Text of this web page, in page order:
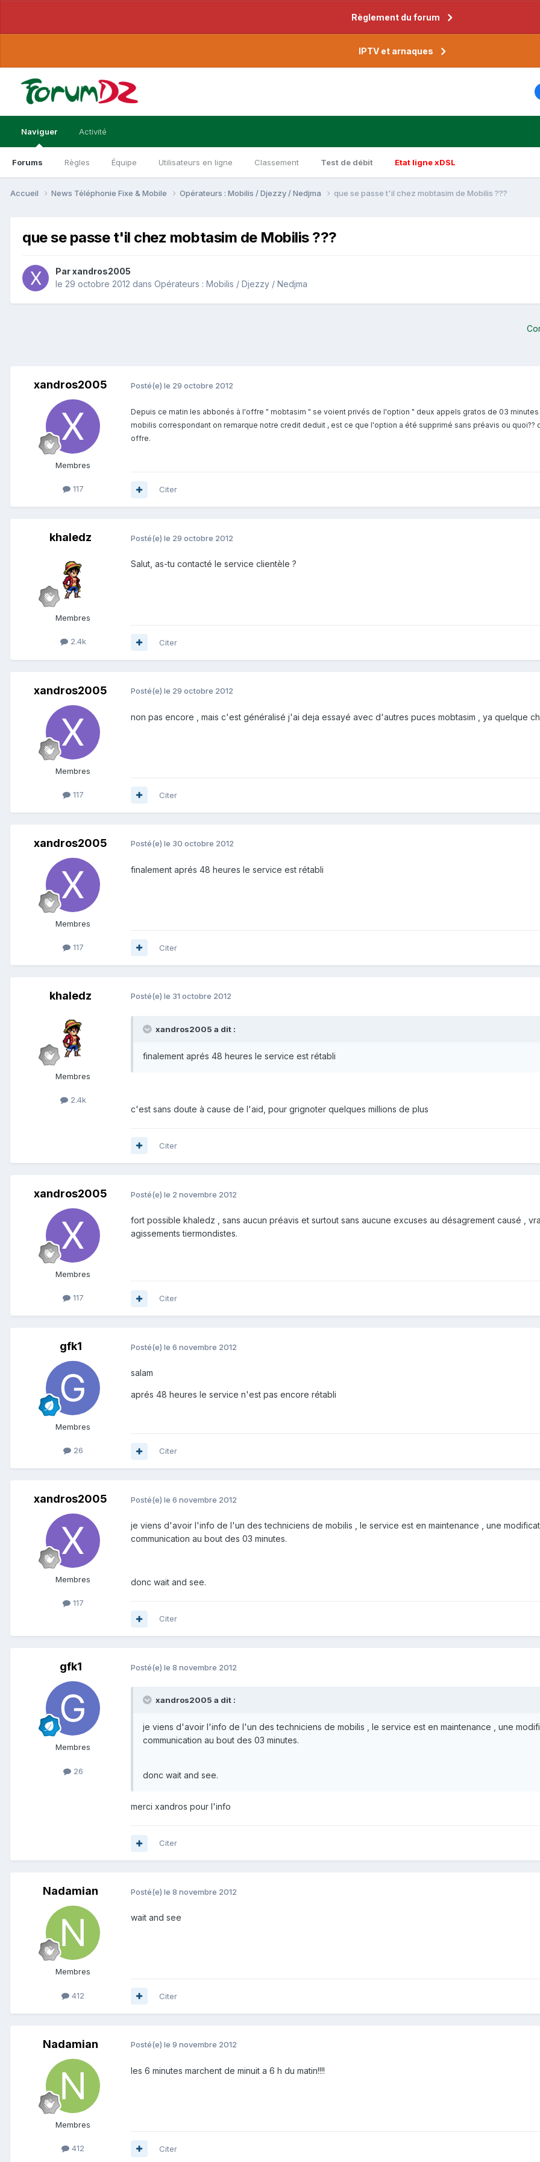
Règlement du forum
IPTV et arnaques
Naviguer
Forums Règles Équipe Utilisateurs en ligne Classement Test de débit Etat ligne xDSL
Activité
Accueil News Téléphonie Fixe & Mobile Opérateurs : Mobilis / Djezzy / Nedjma que se passe t'il chez mobtasim de Mobilis ???
que se passe t'il chez mobtasim de Mobilis ???
Parxandros2005
le 29 octobre 2012 dans Opérateurs : Mobilis / Djezzy / Nedjma
xandros2005
Membres
117
Posté(e) le 29 octobre 2012
Depuis ce matin les abbonés à l'offre " mobtasim " se voient privés de l'option " deux appels gratos de 03
mobilis correspondant on remarque notre credit deduit , est ce que l'option a été supprimé sans préavis ou
offre.
Citer
khaledz
Membres
2.4k
Posté(e) le 29 octobre 2012
Salut, as-tu contacté le service clientèle ?
Citer
xandros2005
Membres
117
Posté(e) le 29 octobre 2012
non pas encore , mais c'est généralisé j'ai deja essayé avec d'autres puces mobtasim , ya quelque
Citer
xandros2005
Membres
117
Posté(e) le 30 octobre 2012
finalement aprés 48 heures le service est rétabli
Citer
khaledz
Membres
2.4k
Posté(e) le 31 octobre 2012
xandros2005 a dit :
finalement aprés 48 heures le service est rétabli
c'est sans doute à cause de l'aid, pour grignoter quelques millions de plus
Citer
xandros2005
Membres
117
Posté(e) le 2 novembre 2012
fort possible khaledz , sans aucun préavis et surtout sans aucune excuses au désagrement causé ,
agissements tiermondistes.
Citer
gfk1
Membres
26
Posté(e) le 6 novembre 2012
salam
aprés 48 heures le service n'est pas encore rétabli
Citer
xandros2005
Membres
117
Posté(e) le 6 novembre 2012
je viens d'avoir l'info de l'un des techniciens de mobilis , le service est en maintenance , une
communication au bout des 03 minutes.
donc wait and see.
Citer
gfk1
Membres
26
Posté(e) le 8 novembre 2012
xandros2005 a dit :
je viens d'avoir l'info de l'un des techniciens de mobilis , le service est en maintenance , une
communication au bout des 03 minutes.
donc wait and see.
merci xandros pour l'info
Citer
Nadamian
Membres
412
Posté(e) le 8 novembre 2012
wait and see
Citer
Nadamian
Membres
412
Posté(e) le 9 novembre 2012
les 6 minutes marchent de minuit a 6 h du matin!!!!
Citer